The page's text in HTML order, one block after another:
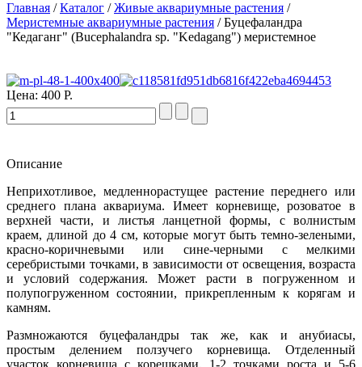
Главная /Каталог /Живые аквариумные растения /
Меристемные аквариумные растения /Буцефаландра
"Кедаганг" (Bucephalandra sp. "Kedagang") меристемное
Цена: 400 Р.
Описание
Неприхотливое, медленнорастущее растение переднего или
среднего плана аквариума. Имеет корневище, розоватое в
верхней части, и листья ланцетной формы, с волнистым
краем, длиной до 4 см, которые могут быть темно-зелеными,
красно-коричневыми или сине-черными с мелкими
серебристыми точками, в зависимости от освещения, возраста
и условий содержания. Может расти в погруженном и
полупогруженном состоянии, прикрепленным к корягам и
камням.
Размножаются буцефаландры так же, как и анубиасы,
простым делением ползучего корневища. Отделенный